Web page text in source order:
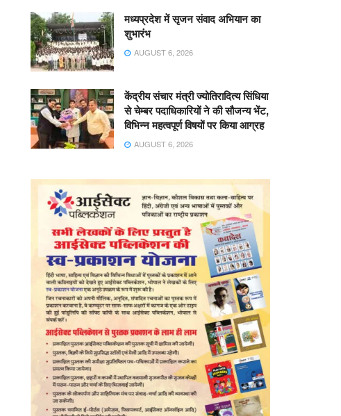
मध्यप्रदेश में सृजन संवाद अभियान का
शुभारंभ
AUGUST 6, 2026
केंद्रीय संचार मंत्री ज्योतिरादित्य सिंधिया
से चेम्बर पदाधिकारियों ने की सौजन्य भेंट,
विभिन्न महत्वपूर्ण विषयों पर किया आग्रह
AUGUST 6, 2026